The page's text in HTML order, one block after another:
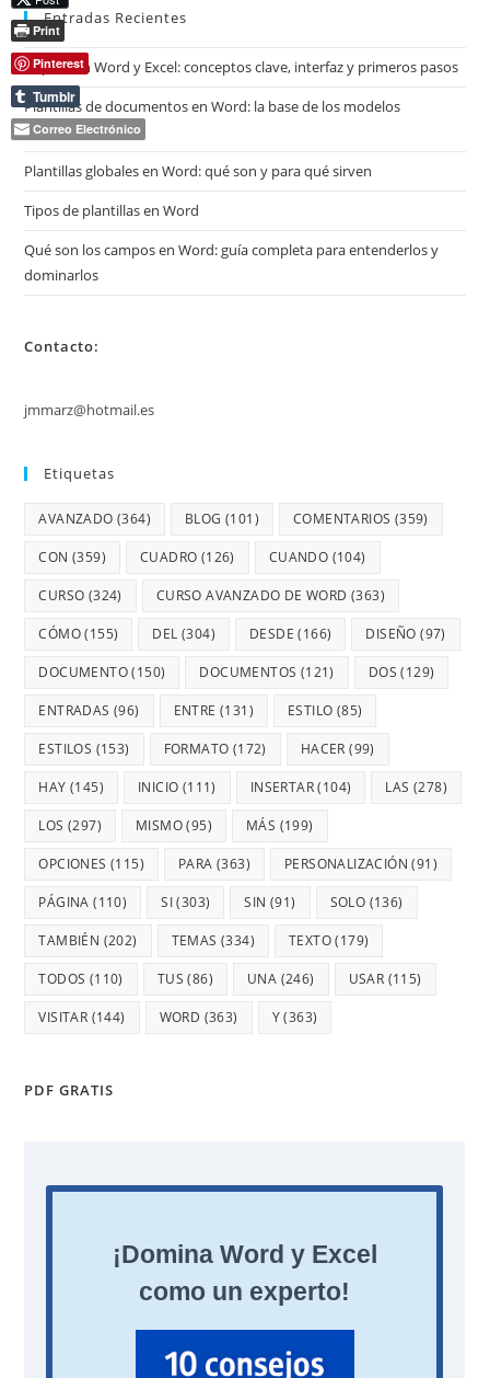
Entradas Recientes
Copilot en Word y Excel: conceptos clave, interfaz y primeros pasos
Plantillas de documentos en Word: la base de los modelos
profesionales
Plantillas globales en Word: qué son y para qué sirven
Tipos de plantillas en Word
Qué son los campos en Word: guía completa para entenderlos y
dominarlos
Contacto:
jmmarz@hotmail.es
Etiquetas
AVANZADO (364) BLOG (101) COMENTARIOS (359)
CON (359) CUADRO (126) CUANDO (104)
CURSO (324) CURSO AVANZADO DE WORD (363)
CÓMO(155) DEL (304) DESDE (166) DISEÑO (97)
DOCUMENTO(150) DOCUMENTOS (121) DOS (129)
ENTRADAS (96) ENTRE (131) ESTILO (85)
ESTILOS (153) FORMATO (172) HACER (99)
HAY (145) INICIO (111) INSERTAR(104) LAS (278)
LOS (297) MISMO(95) MÁS (199)
OPCIONES (115) PARA (363) PERSONALIZACIÓN (91)
PÁGINA (110) SI(303) SIN (91) SOLO (136)
TAMBIÉN (202) TEMAS (334) TEXTO(179)
TODOS (110) TUS (86) UNA (246) USAR (115)
VISITAR (144) WORD (363) Y(363)
PDF GRATIS
Print
Pinterest
Tumblr
Correo Electrónico